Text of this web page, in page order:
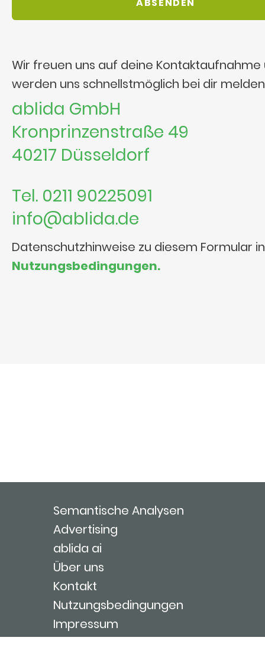
Wir freuen uns auf deine Kontaktaufnahme
werden uns schnellstmöglich bei dir
ablida GmbH
Kronprinzenstraße 49
40217 Düsseldorf
Tel. 0211 90225091
info@ablida.de
Datenschutzhinweise zu diesem Formular
Nutzungsbedingungen.
Semantische Analysen
Advertising
ablida ai
Über uns
Kontakt
Nutzungsbedingungen
Impressum
Login